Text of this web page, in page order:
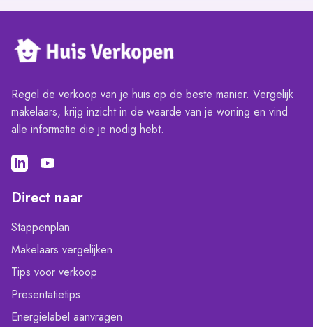
Regel de verkoop van je huis op de beste manier. Vergelijk
makelaars, krijg inzicht in de waarde van je woning en vind
alle informatie die je nodig hebt.
Direct naar
Stappenplan
Makelaars vergelijken
Tips voor verkoop
Presentatietips
Energielabel aanvragen